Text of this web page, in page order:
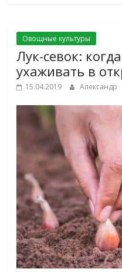
Овощные культуры
Лук-севок:
ухаживать в
15.04.2019 Александр